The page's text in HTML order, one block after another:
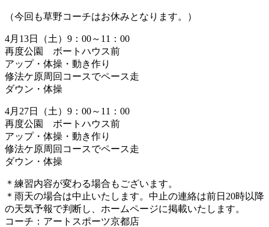
（今回も草野コーチはお休みとなります。）
4月13日（土）9：00～11：00
再度公園 ボートハウス前
アップ・体操・動き作り
修法ケ原周回コースでペース走
ダウン・体操
4月27日（土）9：00～11：00
再度公園 ボートハウス前
アップ・体操・動き作り
修法ケ原周回コースでペース走
ダウン・体操
＊練習内容が変わる場合もございます。
＊雨天の場合は中止いたします。中止の連絡は前日20時以降
の天気予報で判断し、ホームページに掲載いたします。
コーチ：アートスポーツ京都店